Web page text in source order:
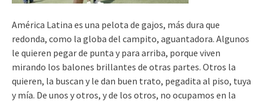
América Latina es una pelota de gajos, más dura que
redonda, como la globa del campito, aguantadora. Algunos
le quieren pegar de punta y para arriba, porque viven
mirando los balones brillantes de otras partes. Otros la
quieren, la buscan y le dan buen trato, pegadita al piso, tuya
y mía. De unos y otros, y de los otros, no ocupamos en la